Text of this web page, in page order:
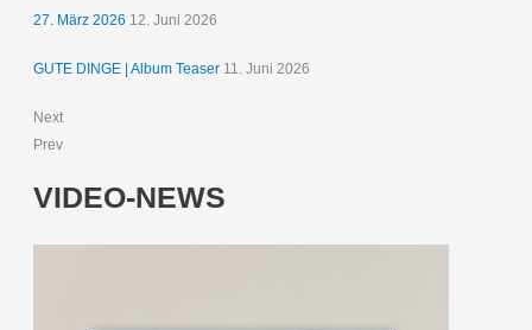
27. März 2026 12. Juni 2026
GUTE DINGE | Album Teaser 11. Juni 2026
Next
Prev
VIDEO-NEWS